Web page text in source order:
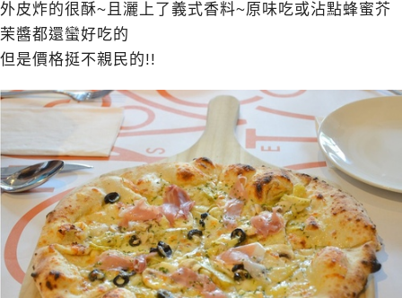
外皮炸的很酥~且灑上了義式香料~原味吃或沾點蜂蜜芥
茉醬都還蠻好吃的
但是價格挺不親民的!!